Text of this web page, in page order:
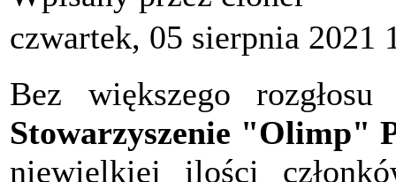
czwartek, 05 sierpnia 2021
Bez większego
Stowarzyszenie "Olimp"
niewielkiej ilości